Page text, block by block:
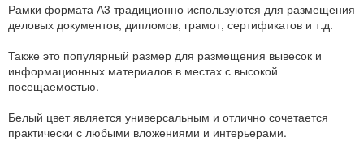
Рамки формата А3 традиционно используются для размещения
деловых документов, дипломов, грамот, сертификатов и т.д.
Также это популярный размер для размещения вывесок и
информационных материалов в местах с высокой
посещаемостью.
Белый цвет является универсальным и отлично сочетается
практически с любыми вложениями и интерьерами.